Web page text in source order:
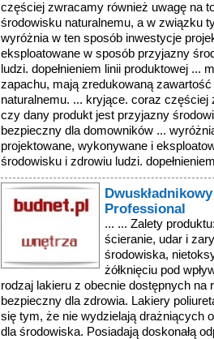
częściej zwracamy również uwagę na
środowisku naturalnemu, a w związku
wyróżnia w ten sposób inwestycje
eksploatowane w sposób przyjazny
ludzi. dopełnieniem linii produktowej ...
zapachu, mają zredukowaną
naturalnemu. ... kryjące. coraz
czy dany produkt jest przyjazny
bezpieczny dla domowników ...
projektowane, wykonywane i
środowisku i zdrowiu ludzi.
Professional
... ... Zalety
ścieranie, udar i
środowiska,
żółknięciu pod
rodzaj lakieru z obecnie dostępnych
bezpieczny dla zdrowia. Lakiery
się tym, że nie wydzielają drażniących
dla środowiska. Posiadają doskonałą